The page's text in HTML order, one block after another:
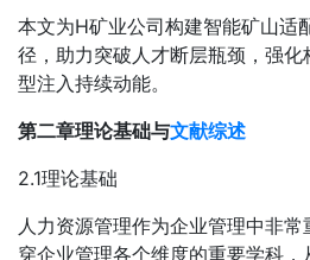
本文为H矿业公司构建智能矿山适
径，助力突破人才断层瓶颈，强
型注入持续动能。
第二章理论基础与文献综述
2.1理论基础
人力资源管理作为企业管理中非
穿企业管理各个维度的重要学科